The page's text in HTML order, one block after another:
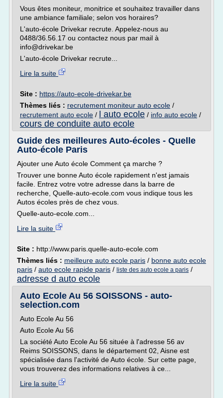
Vous êtes moniteur, monitrice et souhaitez travailler dans
une ambiance familiale; selon vos horaires?
L'auto-école Drivekar recrute. Appelez-nous au
0488/36.56.17 ou contactez nous par mail à
info@drivekar.be
L'auto-école Drivekar recrute...
Lire la suite
Site : https://auto-ecole-drivekar.be
Thèmes liés : recrutement moniteur auto ecole /
recrutement auto ecole / l auto ecole / info auto ecole /
cours de conduite auto ecole
Guide des meilleures Auto-écoles - Quelle
Auto-école Paris
Ajouter une Auto école Comment ça marche ?
Trouver une bonne Auto école rapidement n'est jamais
facile. Entrez votre votre adresse dans la barre de
recherche, Quelle-auto-ecole.com vous indique tous les
Autos écoles près de chez vous.
Quelle-auto-ecole.com...
Lire la suite
Site : http://www.paris.quelle-auto-ecole.com
Thèmes liés : meilleure auto ecole paris / bonne auto ecole
paris / auto ecole rapide paris / liste des auto ecole a paris /
adresse d auto ecole
Auto Ecole Au 56 SOISSONS - auto-
selection.com
Auto Ecole Au 56
Auto Ecole Au 56
La société Auto Ecole Au 56 située à l'adresse 56 av
Reims SOISSONS, dans le département 02, Aisne est
spécialisée dans l'activité de Auto école. Sur cette page,
vous trouverez des informations relatives à ce...
Lire la suite